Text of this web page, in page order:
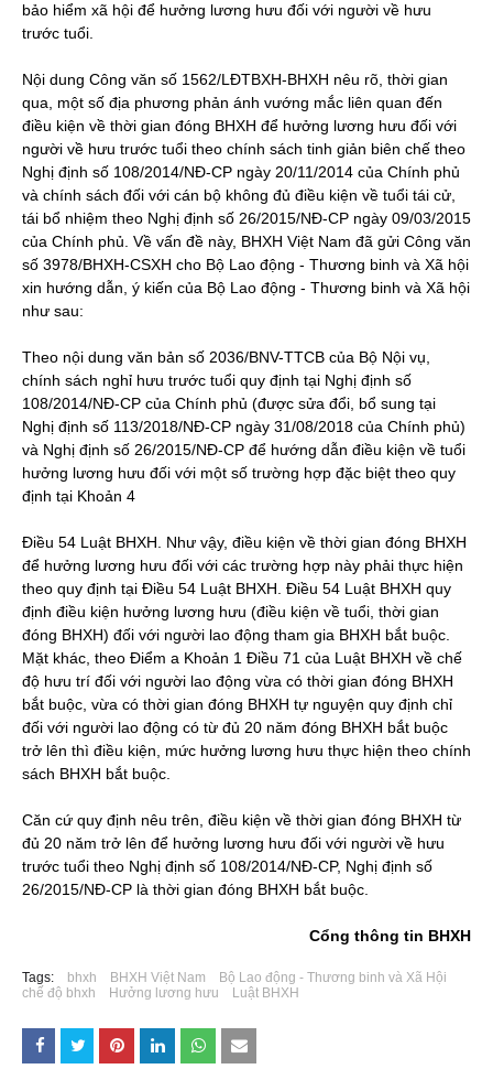
bảo hiểm xã hội để hưởng lương hưu đối với người về hưu
trước tuổi.
Nội dung Công văn số 1562/LĐTBXH-BHXH nêu rõ, thời gian
qua, một số địa phương phản ánh vướng mắc liên quan đến
điều kiện về thời gian đóng BHXH để hưởng lương hưu đối với
người về hưu trước tuổi theo chính sách tinh giản biên chế theo
Nghị định số 108/2014/NĐ-CP ngày 20/11/2014 của Chính phủ
và chính sách đối với cán bộ không đủ điều kiện về tuổi tái cử,
tái bổ nhiệm theo Nghị định số 26/2015/NĐ-CP ngày 09/03/2015
của Chính phủ. Về vấn đề này, BHXH Việt Nam đã gửi Công văn
số 3978/BHXH-CSXH cho Bộ Lao động - Thương binh và Xã hội
xin hướng dẫn, ý kiến của Bộ Lao động - Thương binh và Xã hội
như sau:
Theo nội dung văn bản số 2036/BNV-TTCB của Bộ Nội vụ,
chính sách nghỉ hưu trước tuổi quy định tại Nghị định số
108/2014/NĐ-CP của Chính phủ (được sửa đổi, bổ sung tại
Nghị định số 113/2018/NĐ-CP ngày 31/08/2018 của Chính phủ)
và Nghị định số 26/2015/NĐ-CP để hướng dẫn điều kiện về tuổi
hưởng lương hưu đối với một số trường hợp đặc biệt theo quy
định tại Khoản 4
Điều 54 Luật BHXH. Như vậy, điều kiện về thời gian đóng BHXH
để hưởng lương hưu đối với các trường hợp này phải thực hiện
theo quy định tại Điều 54 Luật BHXH. Điều 54 Luật BHXH quy
định điều kiện hưởng lương hưu (điều kiện về tuổi, thời gian
đóng BHXH) đối với người lao động tham gia BHXH bắt buộc.
Mặt khác, theo Điểm a Khoản 1 Điều 71 của Luật BHXH về chế
độ hưu trí đối với người lao động vừa có thời gian đóng BHXH
bắt buộc, vừa có thời gian đóng BHXH tự nguyện quy định chỉ
đối với người lao động có từ đủ 20 năm đóng BHXH bắt buộc
trở lên thì điều kiện, mức hưởng lương hưu thực hiện theo chính
sách BHXH bắt buộc.
Căn cứ quy định nêu trên, điều kiện về thời gian đóng BHXH từ
đủ 20 năm trở lên để hưởng lương hưu đối với người về hưu
trước tuổi theo Nghị định số 108/2014/NĐ-CP, Nghị định số
26/2015/NĐ-CP là thời gian đóng BHXH bắt buộc.
Cổng thông tin BHXH
Tags: bhxh BHXH Việt Nam
Bộ Lao động - Thương binh và Xã Hội
chế độ bhxh
Hưởng lương hưu Luật BHXH